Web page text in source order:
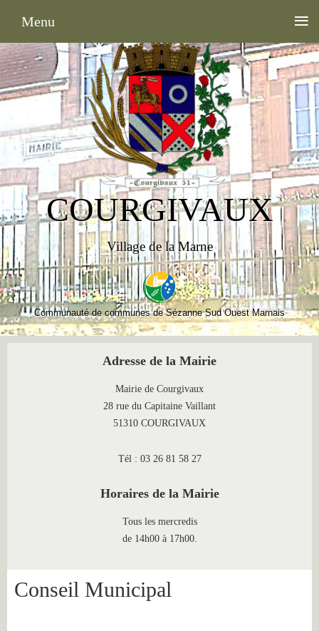
COURGIVAUX
Village de la Marne
Communauté de communes de Sézanne Sud Ouest Marnais
Adresse de la Mairie
Mairie de Courgivaux
28 rue du Capitaine Vaillant
51310 COURGIVAUX
Tél : 03 26 81 58 27
Horaires de la Mairie
Tous les mercredis
de 14h00 à 17h00.
Conseil Municipal
Menu ≡